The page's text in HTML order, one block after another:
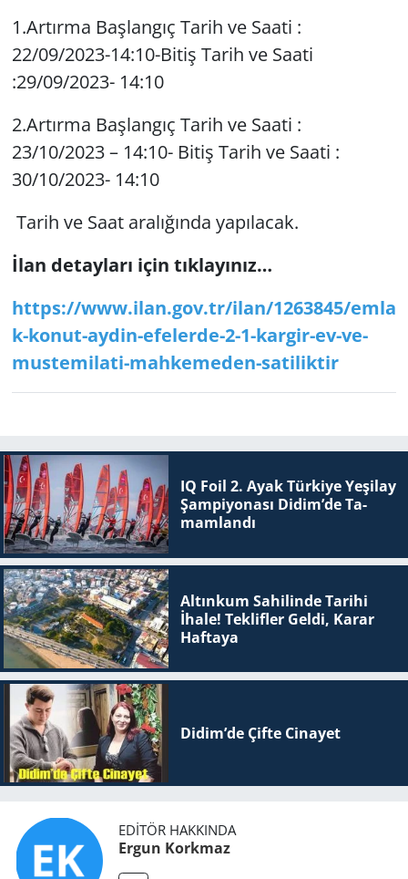
1.Artırma Başlangıç Tarih ve Saati :
22/09/2023-14:10-Bitiş Tarih ve Saati
:29/09/2023- 14:10
2.Artırma Başlangıç Tarih ve Saati :
23/10/2023 – 14:10- Bitiş Tarih ve Saati :
30/10/2023- 14:10
Tarih ve Saat aralığında yapılacak.
İlan detayları için tıklayınız…
https://www.ilan.gov.tr/ilan/1263845/emla
k-konut-aydin-efelerde-2-1-kargir-ev-ve-
mustemilati-mahkemeden-satiliktir
IQ Foil 2. Ayak Tür­ki­ye Ye­şi­lay
Şam­pi­yo­na­sı Didim’de Ta­
mam­lan­dı
Altınkum Sahilinde Tarihi
İhale! Teklifler Geldi, Karar
Haftaya
Didim’de Çifte Ci­na­yet
EDITÖR HAKKINDA
Ergun Korkmaz
SPOR